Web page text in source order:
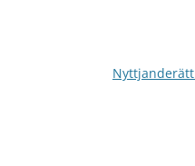
Nyttjanderätt